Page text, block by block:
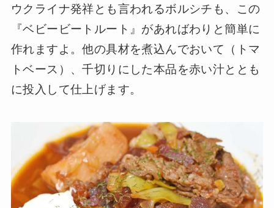
ウクライナ発祥とも言われるボルシチも、この
『ベビービートルート』があればわりと簡単に
作れますよ。他の具材を煮込んでおいて（トマ
トベース）、千切りにした本品を赤い汁ととも
に投入して仕上げます。